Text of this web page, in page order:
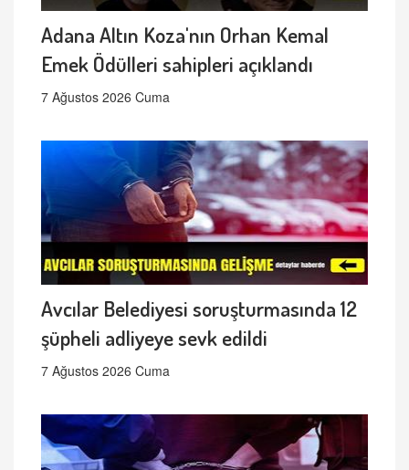
Adana Altın Koza'nın Orhan Kemal
Emek Ödülleri sahipleri açıklandı
7 Ağustos 2026 Cuma
Avcılar Belediyesi soruşturmasında 12
şüpheli adliyeye sevk edildi
7 Ağustos 2026 Cuma